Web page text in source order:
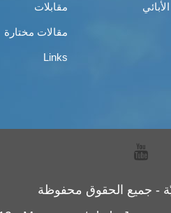
مقابلات
مقالات مختارة
Links